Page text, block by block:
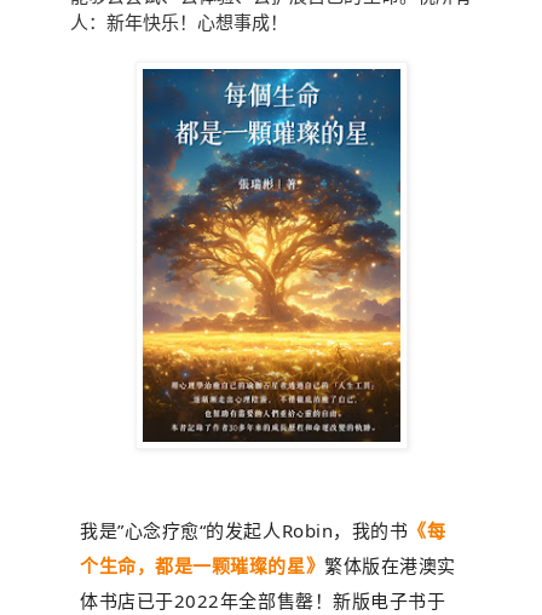
人： 新年快乐！心想事成！
我是”心念疗愈“的发起人Robin，我的书 《每
个生命，都是一颗璀璨的星》繁体版在港澳实
体书店已于2022年全部售罄！新版电子书于